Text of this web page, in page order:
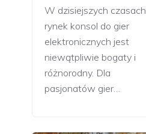
W dzisiejszych czasach
rynek konsol do gier
elektronicznych jest
niewątpliwie bogaty i
różnorodny. Dla
pasjonatów gier…